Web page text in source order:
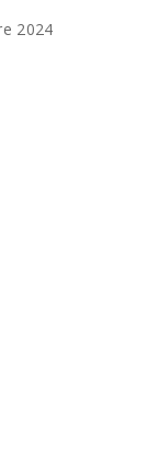
2024